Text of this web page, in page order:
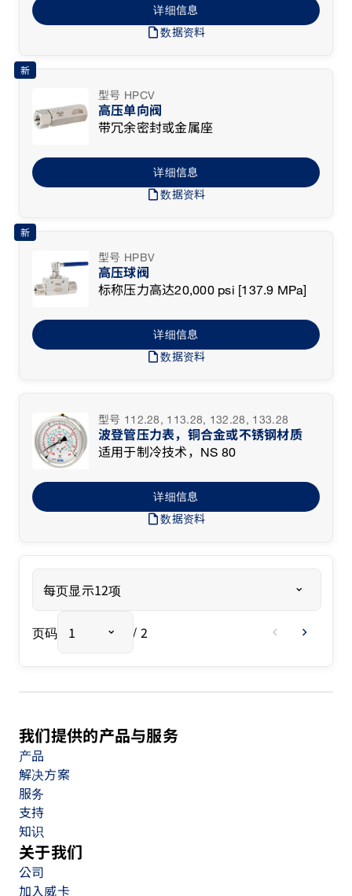
draft数据资料
详细信息
新
型号 HPCV
高压单向阀
带冗余密封或金属座
draft数据资料
详细信息
新
型号 HPBV
高压球阀
标称压力高达20,000 psi [137.9 MPa]
draft数据资料
详细信息
型号 112.28, 113.28, 132.28, 133.28
波登管压力表，铜合金或不锈钢材质
适用于制冷技术，NS 80
draft数据资料
详细信息
每页显示12项
页码 1 / 2 chevron_left chevron_right
我们提供的产品与服务
产品
解决方案
服务
支持
知识
关于我们
公司
加入威卡